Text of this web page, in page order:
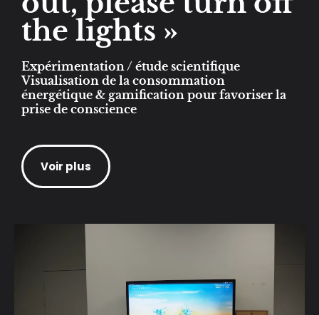
the lights »​
Expérimentation / étude scientifique
Visualisation de la consommation
énergétique & gamification pour favoriser la
prise de conscience
Voir plus